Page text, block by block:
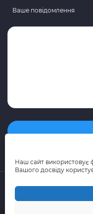
Наш сайт
Вашого досвіду
Ваше повідомлення